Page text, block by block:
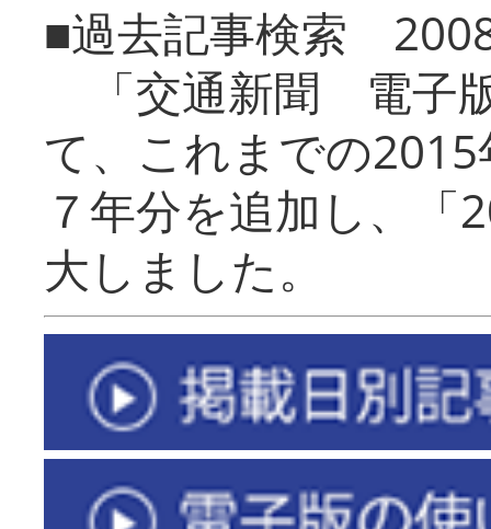
■過去記事検索
「交通新聞 電子
て、これまでの
７年分を追加し、「
大しまし